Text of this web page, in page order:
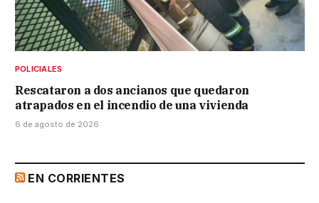
POLICIALES
Rescataron a dos ancianos que quedaron
atrapados en el incendio de una vivienda
6 de agosto de 2026
EN CORRIENTES